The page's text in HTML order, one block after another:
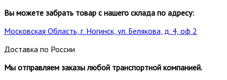
Вы можете забрать товар с нашего склада по адресу:
Московская Область, г. Ногинск, ул. Белякова, д. 4, оф 2
Доставка по России
Мы отправляем заказы любой транспортной компанией.